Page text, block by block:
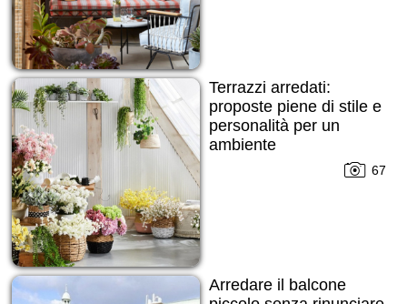
Terrazzi arredati:
proposte piene di stile e
personalità per un
ambiente
67
Arredare il balcone